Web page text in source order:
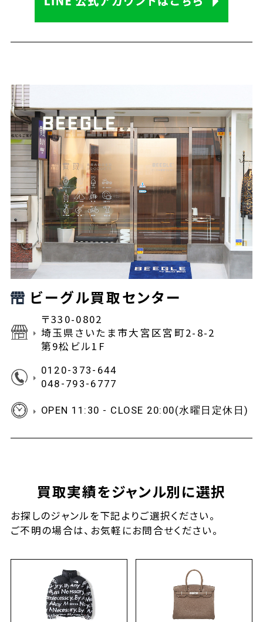
ビーグル買取センター
〒330-0802
埼玉県さいたま市大宮区宮町2-8-2
第9松ビル1F
0120-373-644
048-793-6777
OPEN 11:30 - CLOSE 20:00(水曜日定休日)
買取実績をジャンル別に選択
お探しのジャンルを下記よりご選択ください。
ご不明の場合は、お気軽にお問合せください。